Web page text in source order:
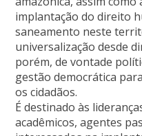
implantação do direito
saneamento neste
universalização desde
porém, de vontade
gestão democrática
os cidadãos.
É destinado às
acadêmicos, agentes